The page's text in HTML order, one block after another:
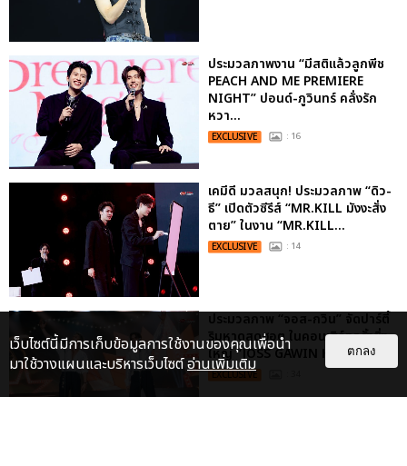
ประมวลภาพงาน “มีสติแล้วลูกพีช
PEACH AND ME PREMIERE
NIGHT” ปอนด์-ภูวินทร์ คลั่งรัก
หวา...
EXCLUSIVE : 16
เคมีดี มวลสนุก! ประมวลภาพ “ดิว-
ธี” เปิดตัวซีรีส์ “MR.KILL มังงะสั่ง
ตาย” ในงาน “MR.KILL...
EXCLUSIVE : 14
ประมวลภาพ “จอส-กวิน” จัดปาร์ตี้
ริมหาดสุดฮอต ในคอนเสิร์ตครั้งยิ่ง
ใหญ่ “JOSS GAWIN HEAT ...
EXCLUSIVE
เว็บไซต์นี้มีการเก็บข้อมูลการใช้งานของคุณเพื่อนำ
มาใช้วางแผนและบริหารเว็บไซต์อ่านเพิ่มเติม
ตกลง